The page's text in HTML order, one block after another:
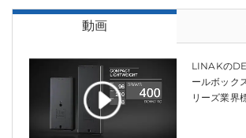
動画
LINAKの
ールボック
リーズ業界